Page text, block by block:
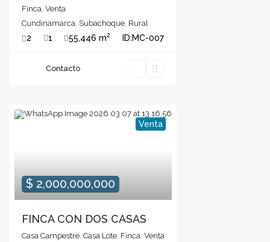
Finca ,Venta
Cundinamarca Subachoque Rural
2 1 55,446 m2 ID:MC-007
Contacto
$ 2,000,000,000
Venta
FINCA CON DOS CASAS
Casa Campestre ,Casa Lote Finca ,Venta